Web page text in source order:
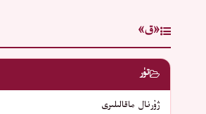
«ق»
تۈر
ژۇرنال ماقالىلىرى